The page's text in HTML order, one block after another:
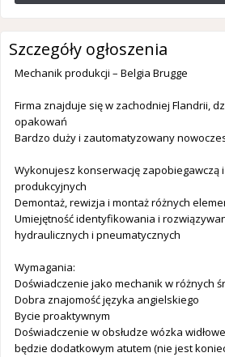
Szczegóły ogłoszenia
Mechanik produkcji – Belgia Brugge
Firma znajduje się w zachodniej Flandrii,
opakowań
Bardzo duży i zautomatyzowany
Wykonujesz konserwację zapobiegawczą
produkcyjnych
Demontaż, rewizja i montaż różnych
Umiejętność identyfikowania i
hydraulicznych i pneumatycznych
Wymagania:
Doświadczenie jako mechanik w różnych
Dobra znajomość języka angielskiego
Bycie proaktywnym
Doświadczenie w obsłudze wózka
będzie dodatkowym atutem (nie jest